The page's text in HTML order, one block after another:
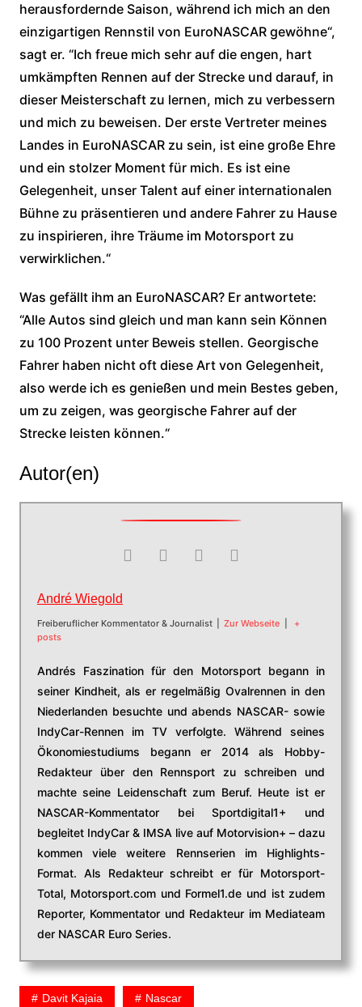
herausfordernde Saison, während ich mich an den
einzigartigen Rennstil von EuroNASCAR gewöhne“,
sagt er. “Ich freue mich sehr auf die engen, hart
umkämpften Rennen auf der Strecke und darauf, in
dieser Meisterschaft zu lernen, mich zu verbessern
und mich zu beweisen. Der erste Vertreter meines
Landes in EuroNASCAR zu sein, ist eine große Ehre
und ein stolzer Moment für mich. Es ist eine
Gelegenheit, unser Talent auf einer internationalen
Bühne zu präsentieren und andere Fahrer zu Hause
zu inspirieren, ihre Träume im Motorsport zu
verwirklichen.“
Was gefällt ihm an EuroNASCAR? Er antwortete:
“Alle Autos sind gleich und man kann sein Können
zu 100 Prozent unter Beweis stellen. Georgische
Fahrer haben nicht oft diese Art von Gelegenheit,
also werde ich es genießen und mein Bestes geben,
um zu zeigen, was georgische Fahrer auf der
Strecke leisten können.“
Autor(en)
André Wiegold
Freiberuflicher Kommentator & Journalist Zur Webseite
+
posts
Andrés Faszination für den Motorsport begann in
seiner Kindheit, als er regelmäßig Ovalrennen in den
Niederlanden besuchte und abends NASCAR- sowie
IndyCar-Rennen im TV verfolgte. Während seines
Ökonomiestudiums begann er 2014 als Hobby-
Redakteur über den Rennsport zu schreiben und
machte seine Leidenschaft zum Beruf. Heute ist er
NASCAR-Kommentator bei Sportdigital1+ und
begleitet IndyCar & IMSA live auf Motorvision+ – dazu
kommen viele weitere Rennserien im Highlights-
Format. Als Redakteur schreibt er für Motorsport-
Total, Motorsport.com und Formel1.de und ist zudem
Reporter, Kommentator und Redakteur im Mediateam
der NASCAR Euro Series.
Davit Kajaia Nascar